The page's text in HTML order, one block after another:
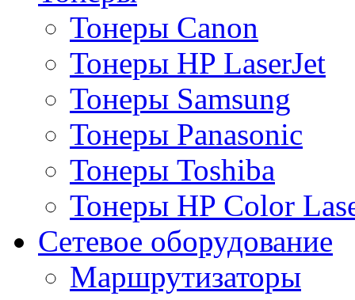
Тонеры Canon
Тонеры HP LaserJet
Тонеры Samsung
Тонеры Panasonic
Тонеры Toshiba
Тонеры HP Color
Сетевое оборудование
Маршрутизаторы